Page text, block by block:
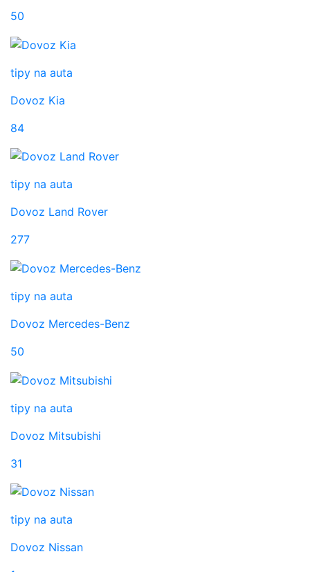
50
tipy na auta
Dovoz Kia
84
tipy na auta
Dovoz Land Rover
277
tipy na auta
Dovoz Mercedes-Benz
50
tipy na auta
Dovoz Mitsubishi
31
tipy na auta
Dovoz Nissan